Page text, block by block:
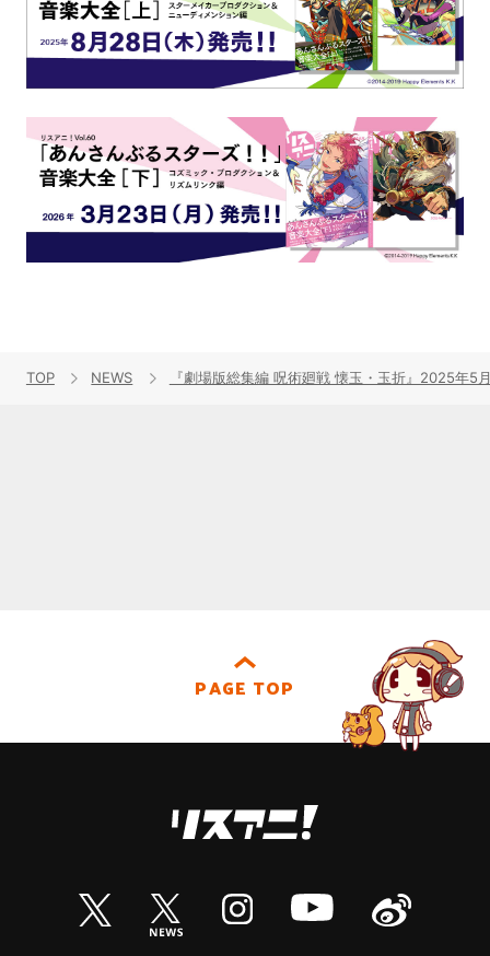
TOP NEWS 『劇場版総集編 呪術廻戦 懐玉・玉折』2025年
PAGE TOP